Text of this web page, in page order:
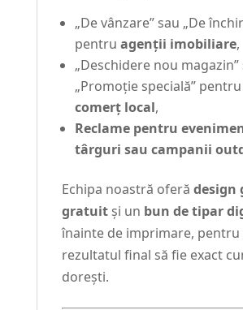
„De vânzare” sau „De
pentru agenții imobiliare,
„Deschidere nou magazin”
„Promoție specială” pentru
comerț local,
Reclame pentru
târguri sau campanii
Echipa noastră oferă design
gratuitși un bun de tipar
înainte de imprimare, pentru
rezultatul final să fie exact
dorești.